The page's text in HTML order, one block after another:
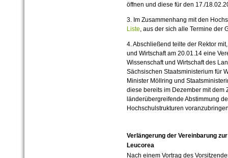
öffnen und diese für den 17./
3. Im Zusammenhang mit den
Liste, aus der sich alle Termine der
4. Abschließend teilte der Rektor
und Wirtschaft am 20.01.14 eine
Wissenschaft und Wirtschaft des
Sächsischen Staatsministerium für
Minister Möllring und
diese bereits im Dezember mit dem
länderübergreifende Abstimmung
Hochschulstrukturen
Verlängerung der Vereinbarung
Leucorea
Nach einem Vortrag des